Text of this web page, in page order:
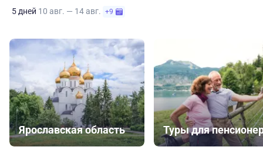
5 дней 10 авг. — 14 авг. +9
Ярославская область Туры для